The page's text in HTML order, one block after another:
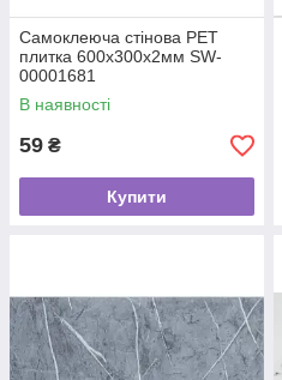
Самоклеюча стінова PET
плитка 600х300х2мм SW-
00001681
В наявності
59 ₴
Купити